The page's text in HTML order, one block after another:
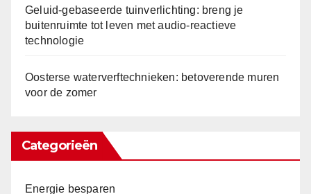
Geluid-gebaseerde tuinverlichting: breng je
buitenruimte tot leven met audio-reactieve
technologie
Oosterse waterverftechnieken: betoverende muren
voor de zomer
Categorieën
Energie besparen